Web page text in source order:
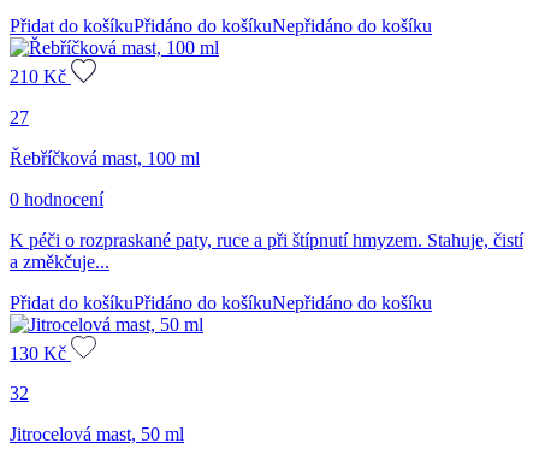
Přidat do košíkuPřidáno do košíkuNepřidáno do košíku
210 Kč
27
Řebříčková mast, 100 ml
0 hodnocení
K péči o rozpraskané paty, ruce a při štípnutí hmyzem. Stahuje, čistí
a změkčuje...
Přidat do košíkuPřidáno do košíkuNepřidáno do košíku
130 Kč
32
Jitrocelová mast, 50 ml